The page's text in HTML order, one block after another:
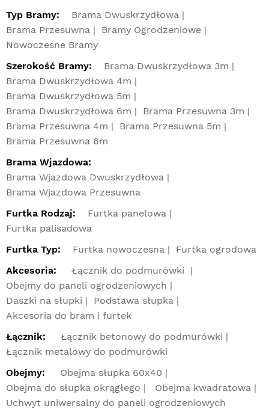
Typ Bramy:
Brama Dwuskrzydłowa
Brama Przesuwna
Bramy Ogrodzeniowe
Nowoczesne Bramy
Szerokość Bramy:
Brama Dwuskrzydłowa 3m
Brama Dwuskrzydłowa 4m
Brama Dwuskrzydłowa 5m
Brama Dwuskrzydłowa 6m
Brama Przesuwna 3m
Brama Przesuwna 4m
Brama Przesuwna 5m
Brama Przesuwna 6m
Brama Wjazdowa:
Brama Wjazdowa Dwuskrzydłowa
Brama Wjazdowa Przesuwna
Furtka Rodzaj:
Furtka panelowa
Furtka palisadowa
Furtka Typ:
Furtka nowoczesna
Furtka ogrodowa
Akcesoria:
Łącznik do podmurówki
Obejmy do paneli ogrodzeniowych
Daszki na słupki
Podstawa słupka
Akcesoria do bram i furtek
Łącznik:
Łącznik betonowy do podmurówki
Łącznik metalowy do podmurówki
Obejmy:
Obejma słupka 60x40
Obejma do słupka okrągłego
Obejma kwadratowa
Uchwyt uniwersalny do paneli ogrodzeniowych